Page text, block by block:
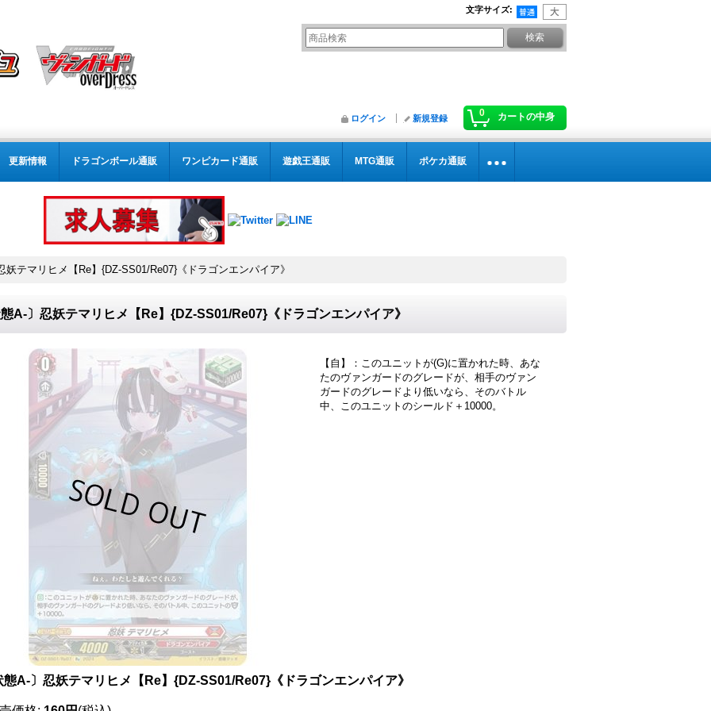
文字サイズ:
0 カートの中身
ログイン 新規登録
更新情報 ドラゴンボール通販 ワンピカード通販 遊戯王通販 MTG通販 ポケカ通販
妖テマリヒメ【Re】{DZ-SS01/Re07}《ドラゴンエンパイア》
A-〕忍妖テマリヒメ【Re】{DZ-SS01/Re07}《ドラゴンエンパイア》
【自】：このユニットが(G)に置かれた時、あな
たのヴァンガードのグレードが、相手のヴァン
ガードのグレードより低いなら、そのバトル
中、このユニットのシールド＋10000。
態A-〕忍妖テマリヒメ【Re】{DZ-SS01/Re07}《ドラゴンエンパイア》